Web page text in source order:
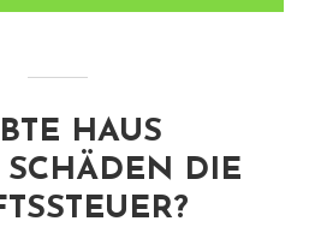
HAUS
SCHÄDEN DIE